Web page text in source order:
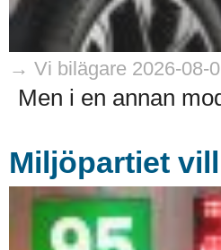
→ Vi bilägare 2026-08-
Men i en annan
Miljöpartiet